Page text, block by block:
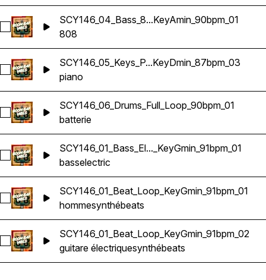
Sélectionnez
SCY146_04_Bass_8...KeyAmin_90bpm_01
808
Sélectionnez
SCY146_05_Keys_P...KeyDmin_87bpm_03
piano
Sélectionnez SCY146_06_Drums_Full_Loop_90bpm_01
SCY146_06_Drums_Full_Loop_90bpm_01
batterie
Sélectionnez
SCY146_01_Bass_El..._KeyGmin_91bpm_01
basselectric
Sélectionnez SCY146_01_Beat_Loop_KeyGmin_91bpm_01
SCY146_01_Beat_Loop_KeyGmin_91bpm_01
hommesynthébeats
Sélectionnez SCY146_01_Beat_Loop_KeyGmin_91bpm_02
SCY146_01_Beat_Loop_KeyGmin_91bpm_02
guitare électriquesynthébeats